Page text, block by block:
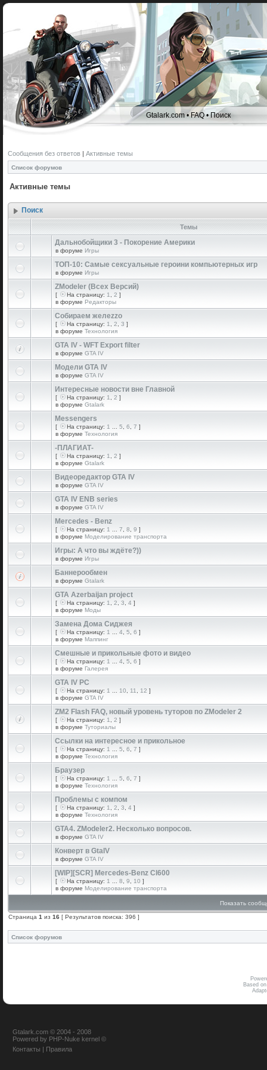
Gtalark.com •FAQ•Поиск
Сообщения без ответов | Активные темы
Список форумов
Активные темы
Поиск
Темы
Дальнобойщики 3 - Покорение Америки
в форуме Игры
ТОП-10: Самые сексуальные героини компьютерных игр
в форуме Игры
ZModeler (Всех Версий)
[ На страницу: 1 2 ]
в форуме Редакторы
Собираем желеzzо
[ На страницу: 1 2 3 ]
в форуме Технология
GTA IV - WFT Export filter
в форуме GTA IV
Модели GTA IV
в форуме GTA IV
Интересные новости вне Главной
[ На страницу: 1 2 ]
в форуме Gtalark
Messengers
[ На страницу: 1 5 6 7 ]
в форуме Технология
-ПЛАГИАТ-
[ На страницу: 1 2 ]
в форуме Gtalark
Видеоредактор GTA IV
в форуме GTA IV
GTA IV ENB series
в форуме GTA IV
Mercedes - Benz
[ На страницу: 1 7 8 9 ]
в форуме Моделирование транспорта
Игры: А что вы ждёте?))
в форуме Игры
Баннерообмен
в форуме Gtalark
GTA Azerbaijan project
[ На страницу: 1 2 3 4 ]
в форуме Моды
Замена Дома Сиджея
[ На страницу: 1 4 5 6 ]
в форуме Маппинг
Смешные и прикольные фото и видео
[ На страницу: 1 4 5 6 ]
в форуме Галерея
GTA IV PC
[ На страницу: 1 10 11 12 ]
в форуме GTA IV
ZM2 Flash FAQ, новый уровень туторов по ZModeler 2
[ На страницу: 1 2 ]
в форуме Туториалы
Ссылки на интересное и прикольное
[ На страницу: 1 5 6 7 ]
в форуме Технология
Браузер
[ На страницу: 1 5 6 7 ]
в форуме Технология
Проблемы с компом
[ На страницу: 1 2 3 4 ]
в форуме Технология
GTA4. ZModeler2. Несколько вопросов.
в форуме GTA IV
Конверт в GtaIV
в форуме GTA IV
[WIP][SCR] Mercedes-Benz Cl600
[ На страницу: 1 8 9 10 ]
в форуме Моделирование транспорта
Показать
Страница 1 из 16 [ Результатов поиска: 396 ]
Список форумов
Based
Gtalark.com © 2004 - 2008
Powered by PHP-Nuke kernel ©
Контакты | Правила